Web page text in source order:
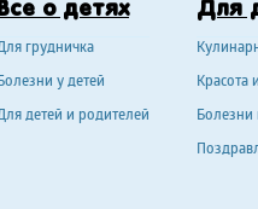
о детях
грудничка
у детей
детей и родителей
Для
Красота
Болезни